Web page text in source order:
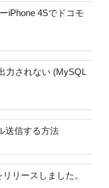
iPhone 4Sでドコモ
力されない (MySQL
送信する方法
リースしました。